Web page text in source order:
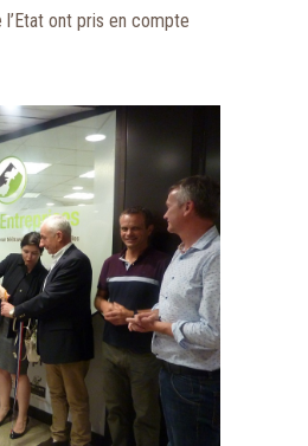
ont pris en compte